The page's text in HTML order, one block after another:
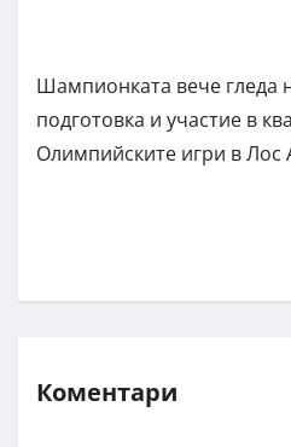
Шампионката вече гледа
подготовка и участие в
Олимпийските игри в Лос
Коментари